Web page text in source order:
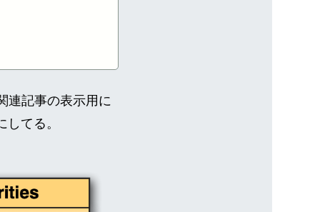
連記事の表示用に
てる。